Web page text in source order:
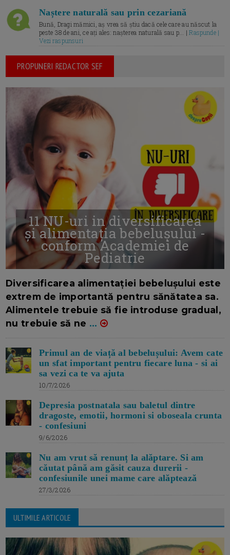
Naștere naturală sau prin cezariană
Bună, Dragi mămici, aș vrea să știu dacă cele care au născut la
peste 38 de ani, ce ați ales: nașterea naturală sau p... |Raspunde |
Vezi raspunsuri
PROPUNERI REDACTOR SEF
11 NU-uri in diversificarea
și alimentația bebelușului -
conform Academiei de
Pediatrie
Diversificarea alimentației bebelușului este
extrem de importantă pentru sănătatea sa.
Alimentele trebuie să fie introduse gradual,
nu trebuie să ne ...
Primul an de viață al bebelușului: Avem cate
un sfat important pentru fiecare luna - si ai
sa vezi ca te va ajuta
10/7/2026
Depresia postnatala sau baletul dintre
dragoste, emotii, hormoni si oboseala crunta
- confesiuni
9/6/2026
Nu am vrut să renunț la alăptare. Si am
căutat până am găsit cauza durerii -
confesiunile unei mame care alăptează
27/3/2026
ULTIMILE ARTICOLE